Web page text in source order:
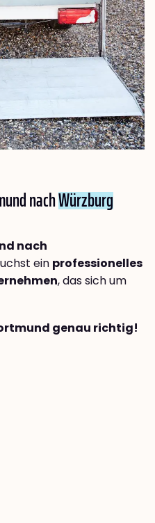
nachWürzburg
nach
ein professionelles
, das sich um
genau richtig!